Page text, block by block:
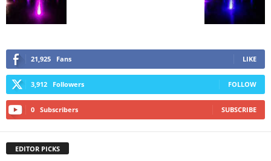
21,925 Fans LIKE
3,912 Followers FOLLOW
0 Subscribers SUBSCRIBE
EDITOR PICKS